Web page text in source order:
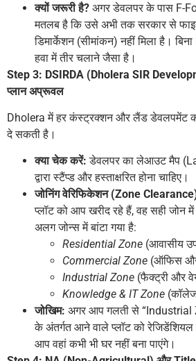
क्यों जरूरी है? अगर डेवलपर के पास F-
मतलब है कि उसे अभी तक सरकार से
डिमार्केशन (सीमांकन) नहीं मिला है।
हवा में तीर चलाने जैसा है।
Step 3: DSIRDA (Dholera SIR
प्लान अप्रूवल
Dholera में हर कंस्ट्रक्शन और लैंड डेवलपमेंट
दे सकती है।
क्या चेक करें: डेवलपर का लेआउट मैप
द्वारा स्टैंप्ड और हस्ताक्षरित होना चाहिए।
जोनिंग वेरिफिकेशन (Zone
प्लॉट को आप खरीद रहे हैं, वह सही
अलग जोन्स में बांटा गया है:
Residential Zone (आवासीय
Commercial Zone (ऑफिस
Industrial Zone (फैक्ट्री और
Knowledge & IT Zone
जोखिम: अगर आप गलती से “Industrial
के अंतर्गत आने वाले प्लॉट को
आप वहां कभी भी घर नहीं बना पाएंगे।